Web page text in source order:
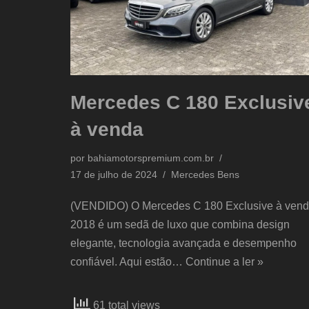
Mercedes C 180
à venda
por bahiamotorspremium.com.br
17 de julho de 2024
Mercedes Bens
(VENDIDO) O Mercedes C 180 Exclusive à
2018 é um sedã de luxo que combina design
elegante, tecnologia avançada e desempenho
confiável. Aqui estão… Continue a ler »
61 total views